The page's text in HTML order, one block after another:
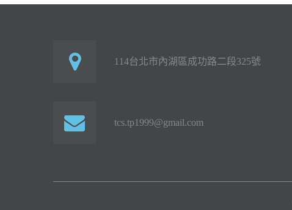
114台北市內湖區成功路二段325號
tcs.tp1999@gmail.com